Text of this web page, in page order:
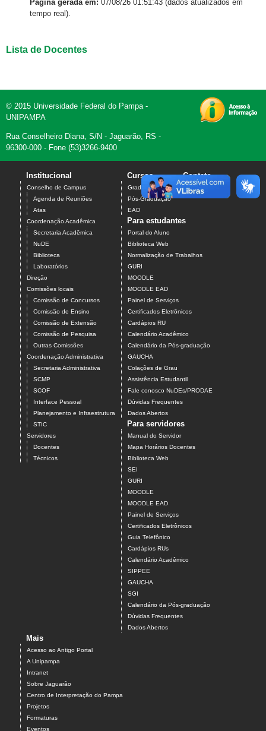
Página gerada em: 07/08/26 01:51:43 (dados atualizados em
tempo real).
Lista de Docentes
© 2015 Universidade Federal do Pampa -
UNIPAMPA
Rua Conselheiro Diana, S/N - Jaguarão, RS -
96300-000 - Fone (53)3266-9400
Institucional
Conselho de Campus
Agenda de Reuniões
Atas
Coordenação Acadêmica
Secretaria Acadêmica
NuDE
Biblioteca
Laboratórios
Direção
Comissões locais
Comissão de Concursos
Comissão de Ensino
Comissão de Extensão
Comissão de Pesquisa
Outras Comissões
Coordenação Administrativa
Secretaria Administrativa
SCMP
SCOF
Interface Pessoal
Planejamento e Infraestrutura
STIC
Servidores
Docentes
Técnicos
Cursos
Graduação
Pós-Graduação
EAD
Contato
Para estudantes
Portal do Aluno
Biblioteca Web
Normalização de Trabalhos
GURI
MOODLE
MOODLE EAD
Painel de Serviços
Certificados Eletrônicos
Cardápios RU
Calendário Acadêmico
Calendário da Pós-graduação
GAUCHA
Colações de Grau
Assistência Estudantil
Fale conosco NuDEs/PRODAE
Dúvidas Frequentes
Dados Abertos
Para servidores
Manual do Servidor
Mapa Horários Docentes
Biblioteca Web
SEI
GURI
MOODLE
MOODLE EAD
Painel de Serviços
Certificados Eletrônicos
Guia Telefônico
Cardápios RUs
Calendário Acadêmico
SIPPEE
GAUCHA
SGI
Calendário da Pós-graduação
Dúvidas Frequentes
Dados Abertos
Mais
Acesso ao Antigo Portal
A Unipampa
Intranet
Sobre Jaguarão
Centro de Interpretação do Pampa
Projetos
Formaturas
Eventos